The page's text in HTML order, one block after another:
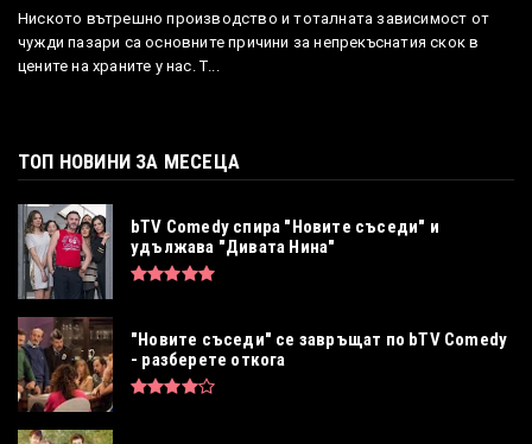
Ниското вътрешно производство и тоталната зависимост от
чужди пазари са основните причини за непрекъснатия скок в
цените на храните у нас. Т...
ТОП НОВИНИ ЗА МЕСЕЦА
bTV Comedy спира "Новите съседи" и
удължава "Дивата Нина"
"Новите съседи" се завръщат по bTV Comedy
- разберете откога